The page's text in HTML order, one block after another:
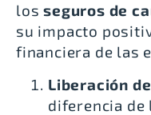
losseguros de
su impacto
financiera de las
Liberación
diferencia de